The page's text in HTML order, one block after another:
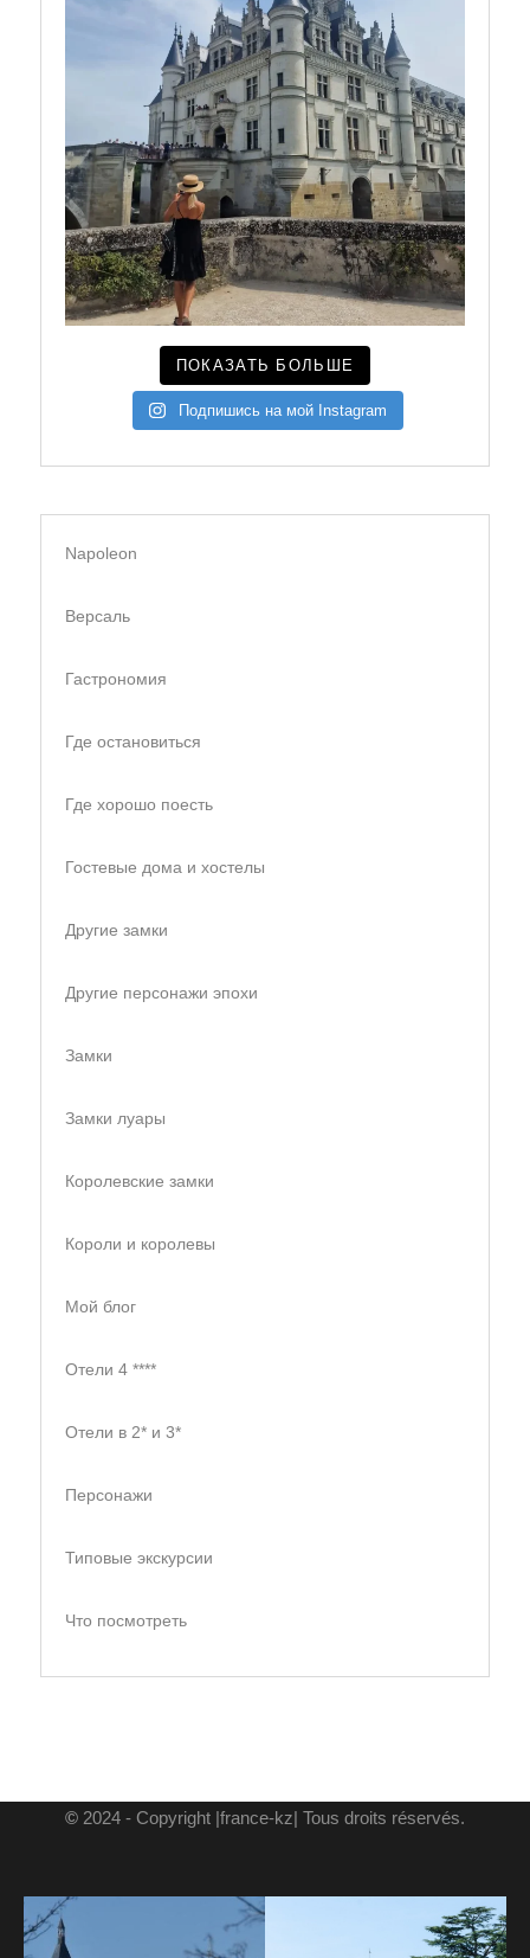
ПОКАЗАТЬ БОЛЬШЕ
Подпишись на мой Instagram
Napoleon
Версаль
Гастрономия
Где остановиться
Где хорошо поесть
Гостевые дома и хостелы
Другие замки
Другие персонажи эпохи
Замки
Замки луары
Королевские замки
Короли и королевы
Мой блог
Отели 4 ****
Отели в 2* и 3*
Персонажи
Типовые экскурсии
Что посмотреть
© 2024 - Copyright |france-kz| Tous droits réservés.